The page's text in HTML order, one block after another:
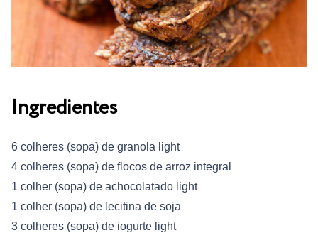
Ingredientes
6 colheres (sopa) de granola light
4 colheres (sopa) de flocos de arroz integral
1 colher (sopa) de achocolatado light
1 colher (sopa) de lecitina de soja
3 colheres (sopa) de iogurte light